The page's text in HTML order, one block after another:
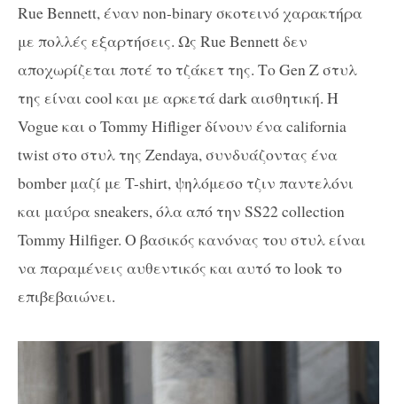
Rue Bennett, έναν non-binary σκοτεινό χαρακτήρα
με πολλές εξαρτήσεις. Ως Rue Bennett δεν
αποχωρίζεται ποτέ το τζάκετ της. Το Gen Z στυλ
της είναι cool και με αρκετά dark αισθητική. Η
Vogue και ο Tommy Hifliger δίνουν ένα california
twist στο στυλ της Zendaya, συνδυάζοντας ένα
bomber μαζί με T-shirt, ψηλόμεσο τζιν παντελόνι
και μαύρα sneakers, όλα από την SS22 collection
Tommy Hilfiger. Ο βασικός κανόνας του στυλ είναι
να παραμένεις αυθεντικός και αυτό το look το
επιβεβαιώνει.